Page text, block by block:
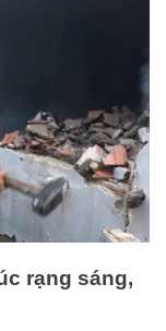
rạng sáng,